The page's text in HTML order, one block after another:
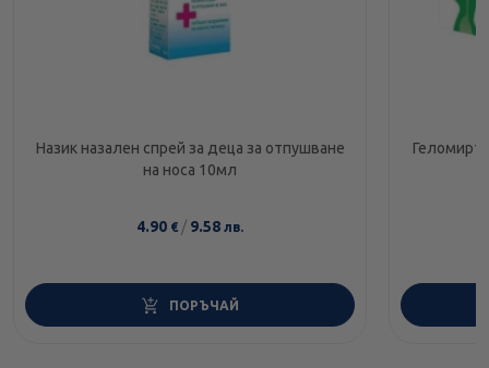
Назик назален спрей за деца за отпушване
на носа 10мл
4.90 € / 9.58 лв.
ПОРЪЧАЙ